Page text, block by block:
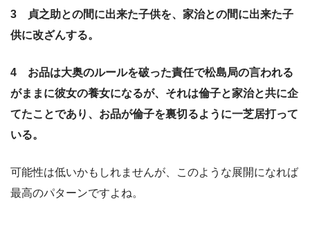
3 貞之助との間に出来た子供を、家治との間に出来た子
供に改ざんする。
4 お品は大奥のルールを破った責任で松島局の言われる
がままに彼女の養女になるが、それは倫子と家治と共に企
てたことであり、お品が倫子を裏切るように一芝居打って
いる。
可能性は低いかもしれませんが、このような展開になれば
最高のパターンですよね。